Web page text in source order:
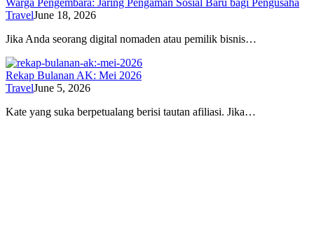
Warga Pengembara: Jaring Pengaman Sosial Baru bagi Pengusaha
TravelJune 18, 2026
Jika Anda seorang digital nomaden atau pemilik bisnis…
Rekap Bulanan AK: Mei 2026
TravelJune 5, 2026
Kate yang suka berpetualang berisi tautan afiliasi. Jika…